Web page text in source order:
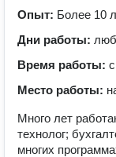
Опыт: Более 10
Дни работы:
Время работы:
Место работы:
Много лет
технолог;
многих